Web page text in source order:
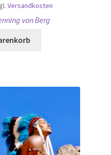
Versandkosten
von Berg